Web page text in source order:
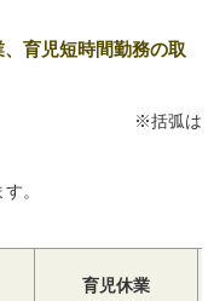
育児短時間勤務の取
は
。
育児休業